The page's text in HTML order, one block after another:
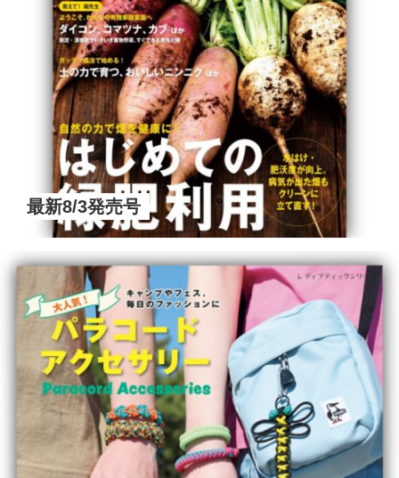
最新8/3発売号